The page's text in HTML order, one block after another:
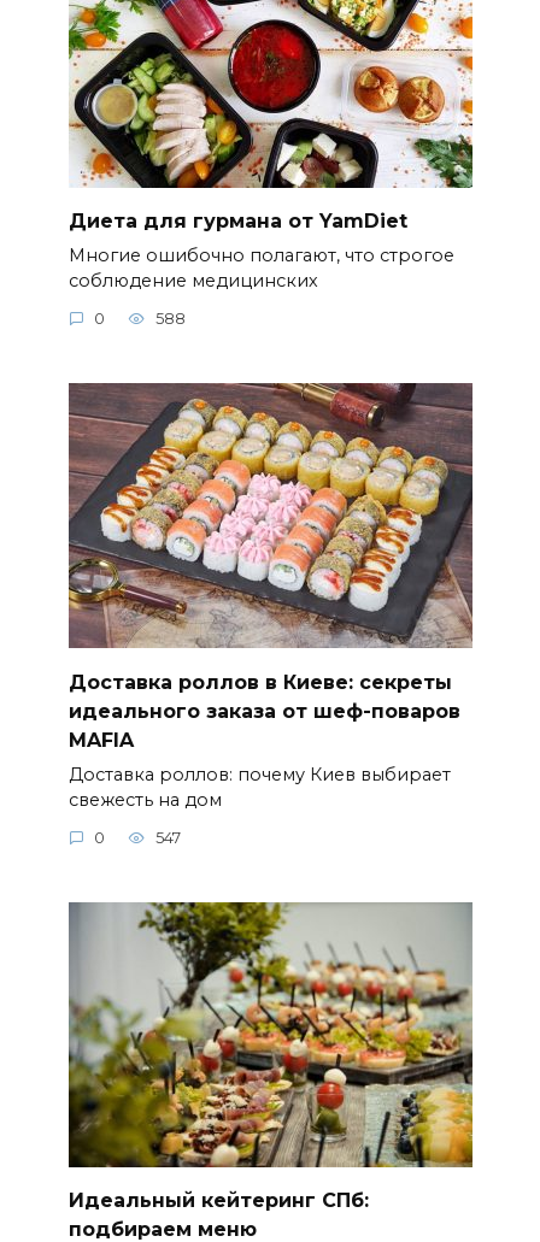
Диета для гурмана от YamDiet
Многие ошибочно полагают, что строгое
соблюдение медицинских
0 588
Доставка роллов в Киеве: секреты
идеального заказа от шеф-поваров
MAFIA
Доставка роллов: почему Киев выбирает
свежесть на дом
0 547
Идеальный кейтеринг СПб:
подбираем меню